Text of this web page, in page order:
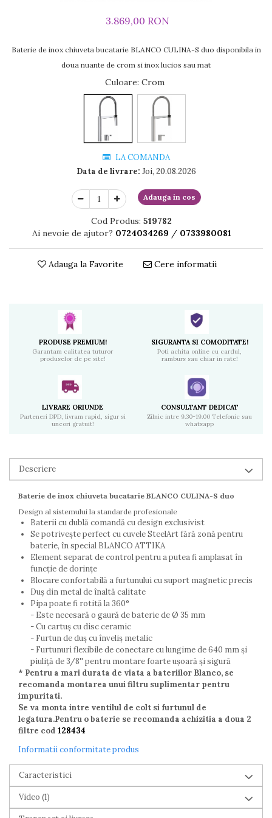
3.869,00 RON
Baterie de inox chiuveta bucatarie BLANCO CULINA-S duo disponibila in
doua nuante de crom si inox lucios sau mat
Culoare: Crom
LA COMANDA
Data de livrare: Joi, 20.08.2026
Adauga in cos
Cod Produs: 519782
Ai nevoie de ajutor? 0724034269 / 0733980081
Adauga la Favorite Cere informatii
PRODUSE PREMIUM!
Garantam calitatea tuturor
produselor de pe site!
SIGURANTA SI COMODITATE!
Poti achita online cu cardul,
ramburs sau chiar in rate!
LIVRARE ORIUNDE
Parteneri DPD, livram rapid, sigur si
uneori gratuit!
CONSULTANT DEDICAT
Zilnic intre 9.30-19.00 Telefonic sau
whatsapp
Descriere
Baterie de inox chiuveta bucatarie BLANCO CULINA-S duo
Design al sistemului la standarde profesionale
Baterii cu dublă comandă cu design exclusivist
Se potrivește perfect cu cuvele SteelArt fără zonă pentru
baterie, în special BLANCO ATTIKA
Element separat de control pentru a putea fi amplasat în
funcție de dorințe
Blocare confortabilă a furtunului cu suport magnetic precis
Duș din metal de înaltă calitate
Pipa poate fi rotită la 360°
- Este necesară o gaură de baterie de Ø 35 mm
- Cu cartuș cu disc ceramic
- Furtun de duș cu înveliș metalic
- Furtunuri flexibile de conectare cu lungime de 640 mm și
piuliță de 3/8'' pentru montare foarte ușoară și sigură
* Pentru a mari durata de viata a bateriilor Blanco, se
recomanda montarea unui filtru suplimentar pentru
impuritati.
Se va monta intre ventilul de colt si furtunul de
legatura.Pentru o baterie se recomanda achizitia a doua 2
filtre cod 128434
Informatii conformitate produs
Caracteristici
Video (1)